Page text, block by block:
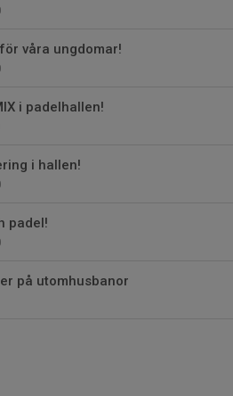
våra ungdomar!
i padelhallen!
i hallen!
padel!
på utomhusbanor